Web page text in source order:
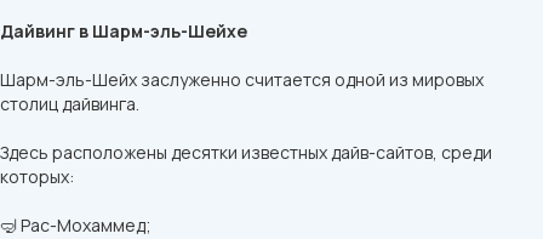
Дайвинг в Шарм-эль-Шейхе
Шарм-эль-Шейх заслуженно считается одной из мировых
столиц дайвинга.
Здесь расположены десятки известных дайв-сайтов, среди
которых:
🤿 Рас-Мохаммед;